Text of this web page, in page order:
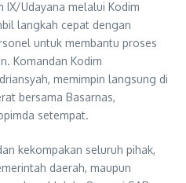
IX/Udayana melalui Kodim
langkah cepat dengan
untuk membantu proses
Komandan Kodim
memimpin langsung di
bersama Basarnas,
setempat.
kekompakan seluruh pihak,
daerah, maupun